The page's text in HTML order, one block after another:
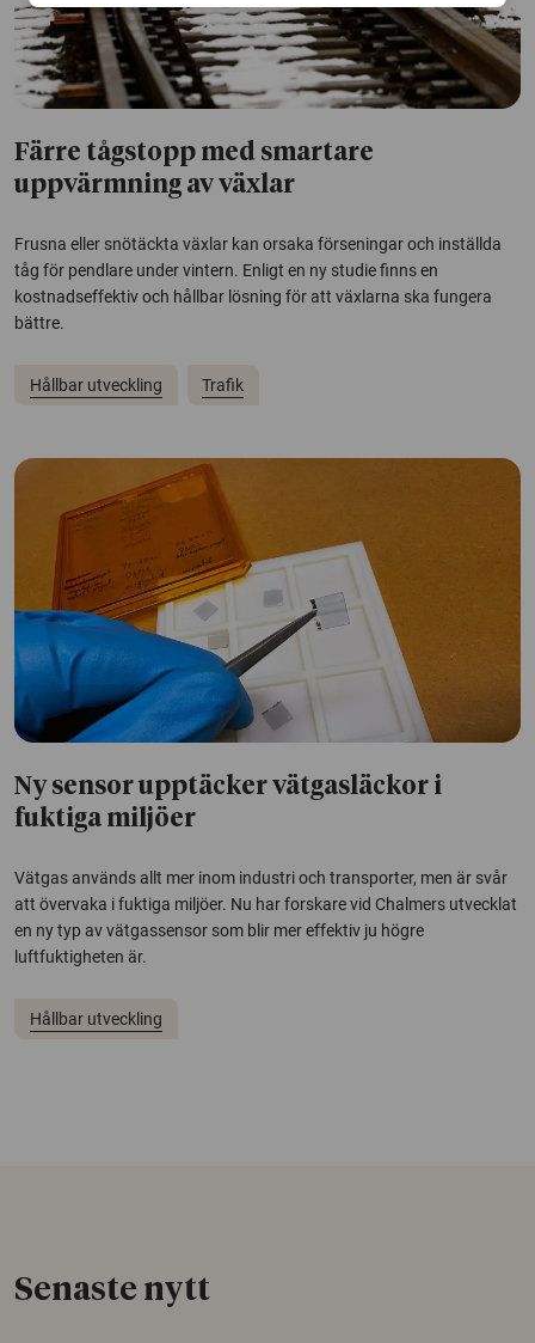
Färre tågstopp med smartare
uppvärmning av växlar
Frusna eller snötäckta växlar kan orsaka förseningar och inställda
tåg för pendlare under vintern. Enligt en ny studie finns en
kostnadseffektiv och hållbar lösning för att växlarna ska fungera
bättre.
Hållbar utveckling Trafik
Ny sensor upptäcker vätgasläckor i
fuktiga miljöer
Vätgas används allt mer inom industri och transporter, men är svår
att övervaka i fuktiga miljöer. Nu har forskare vid Chalmers utvecklat
en ny typ av vätgassensor som blir mer effektiv ju högre
luftfuktigheten är.
Hållbar utveckling
Senaste nytt